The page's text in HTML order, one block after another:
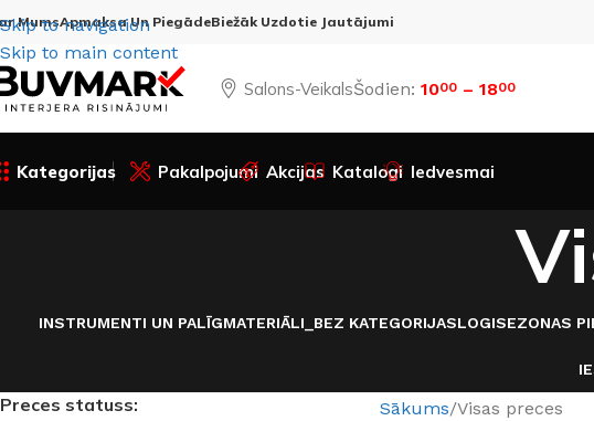
Skip to navigation
Skip to main content
MumsApmaksa Un PiegādeBiežāk Uzdotie Jautājumi
Salons-VeikalsŠodien: 1000 – 1800
Kategorijas Pakalpojumi Akcijas Katalogi Iedvesmai
INSTRUMENTI UN PALĪGMATERIĀLI _BEZ KATEGORIJASLOGISEZONAS
Preces statuss: Sākums Visas preces